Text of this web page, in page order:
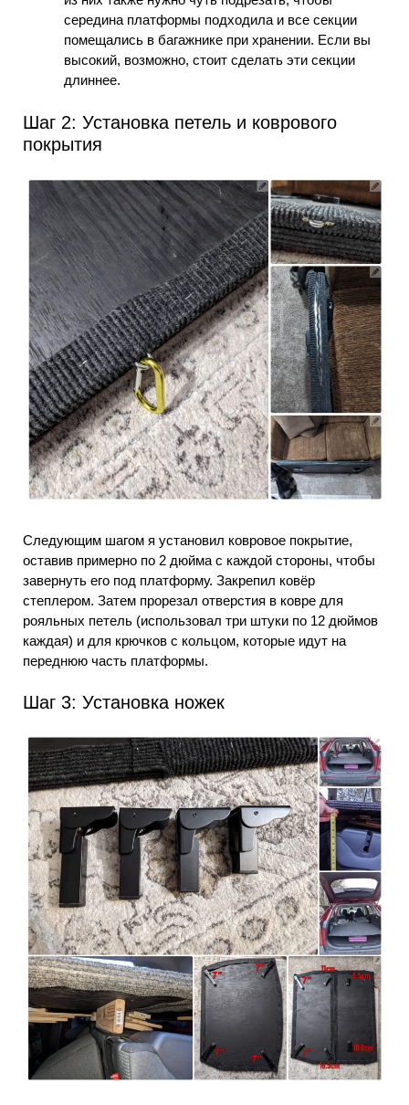
середина платформы подходила и все секции
помещались в багажнике при хранении. Если вы
высокий, возможно, стоит сделать эти секции
длиннее.
Шаг 2: Установка петель и коврового
покрытия
Следующим шагом я установил ковровое покрытие,
оставив примерно по 2 дюйма с каждой стороны, чтобы
завернуть его под платформу. Закрепил ковёр
степлером. Затем прорезал отверстия в ковре для
рояльных петель (использовал три штуки по 12 дюймов
каждая) и для крючков с кольцом, которые идут на
переднюю часть платформы.
Шаг 3: Установка ножек